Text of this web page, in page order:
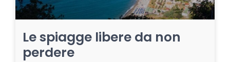
Le spiagge libere da non
perdere